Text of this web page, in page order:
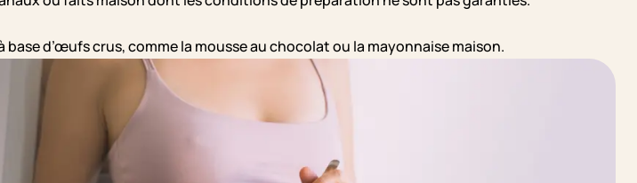
base d’œufs crus, comme la mousse au chocolat ou la mayonnaise maison.